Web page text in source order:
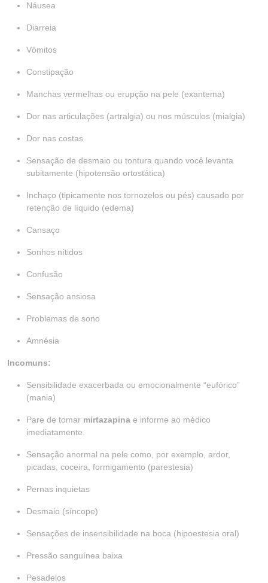
Náusea
Diarreia
Vômitos
Constipação
Manchas vermelhas ou erupção na pele (exantema)
Dor nas articulações (artralgia) ou nos músculos (mialgia)
Dor nas costas
Sensação de desmaio ou tontura quando você levanta
subitamente (hipotensão ortostática)
Inchaço (tipicamente nos tornozelos ou pés) causado por
retenção de líquido (edema)
Cansaço
Sonhos nítidos
Confusão
Sensação ansiosa
Problemas de sono
Amnésia
Incomuns:
Sensibilidade exacerbada ou emocionalmente “eufórico”
(mania)
Pare de tomar mirtazapina e informe ao médico
imediatamente.
Sensação anormal na pele como, por exemplo, ardor,
picadas, coceira, formigamento (parestesia)
Pernas inquietas
Desmaio (síncope)
Sensações de insensibilidade na boca (hipoestesia oral)
Pressão sanguínea baixa
Pesadelos